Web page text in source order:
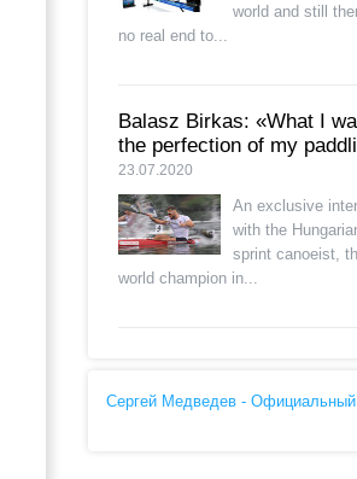
world and still
no real end to...
Balasz Birkas: «What I
the perfection of my
23.07.2020
An exclusive
with the
sprint canoeist,
world champion in...
Сергей Медведев - Официальный